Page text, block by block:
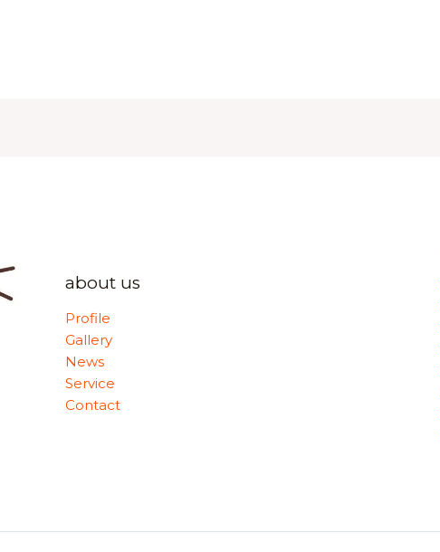
about us
Profile
Gallery
News
Service
Contact